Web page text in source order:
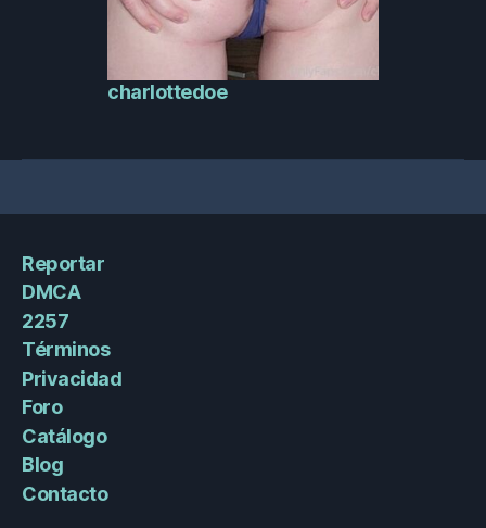
charlottedoe
Reportar
DMCA
2257
Términos
Privacidad
Foro
Catálogo
Blog
Contacto